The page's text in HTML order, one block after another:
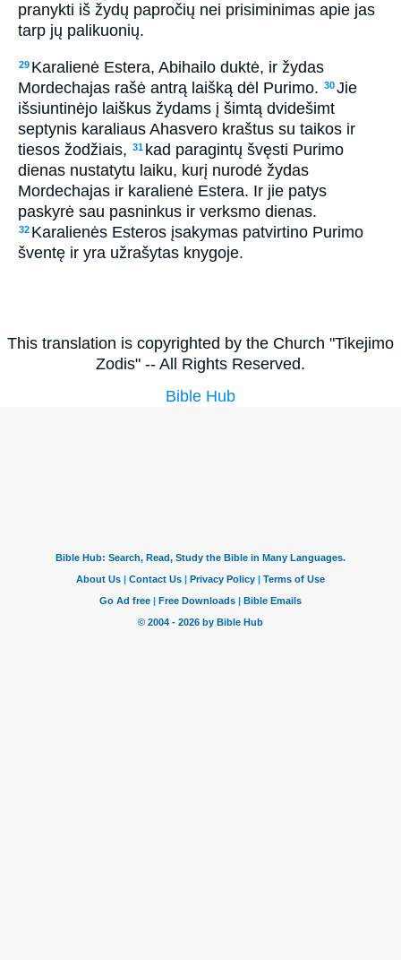
pranykti iš žydų papročių nei prisiminimas apie jas
tarp jų palikuonių.
29 Karalienė Estera, Abihailo duktė, ir žydas
Mordechajas rašė antrą laišką dėl Purimo. 30Jie
išsiuntinėjo laiškus žydams į šimtą dvidešimt
septynis karaliaus Ahasvero kraštus su taikos ir
tiesos žodžiais, 31 kad paragintų švęsti Purimo
dienas nustatytu laiku, kurį nurodė žydas
Mordechajas ir karalienė Estera. Ir jie patys
paskyrė sau pasninkus ir verksmo dienas.
32 Karalienės Esteros įsakymas patvirtino Purimo
šventę ir yra užrašytas knygoje.
This translation is copyrighted by the Church "Tikejimo
Zodis" -- All Rights Reserved.
Bible Hub